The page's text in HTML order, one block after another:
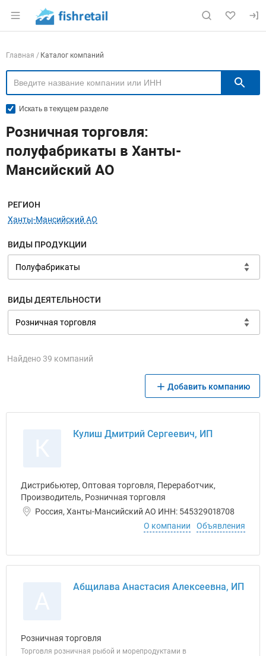
Раздел навигации по сайту fishretail.ru
Навигация по компаниям
Главная Каталог компаний
Искать в текущем разделе
Розничная торговля:
полуфабрикаты в Ханты-
Мансийский АО
Меню навигации
РЕГИОН
Ханты-Мансийский АО
ВИДЫ ПРОДУКЦИИ
ВИДЫ ДЕЯТЕЛЬНОСТИ
Найдено 39 компаний
Добавить компанию
Кулиш Дмитрий Сергеевич, ИП
Дистрибьютер, Оптовая торговля, Переработчик,
Производитель, Розничная торговля
Россия, Ханты-Мансийский АО ИНН: 545329018708
О компании
Объявления
Абщилава Анастасия Алексеевна, ИП
Розничная торговля
Торговля розничная рыбой и морепродуктами в